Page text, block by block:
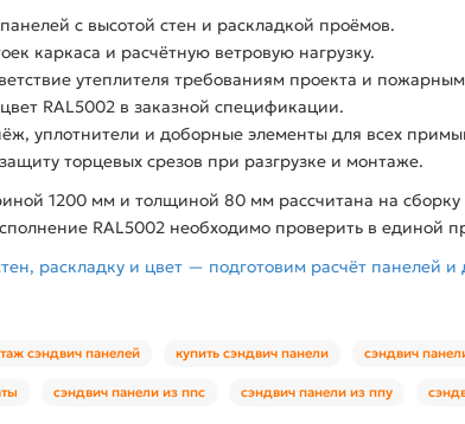
с высотой стен и раскладкой проёмов.
каркаса и расчётную ветровую нагрузку.
утеплителя требованиям проекта и
RAL5002 в заказной спецификации.
уплотнители и доборные элементы для всех
торцевых срезов при разгрузке и монтаже.
1200 мм и толщиной 80 мм рассчитана на
RAL5002 необходимо проверить в
раскладку и цвет — подготовим расчёт панелей и
сэндвич панелей купить сэндвич панели сэндвич
сэндвич панели из ппс сэндвич панели из ппу